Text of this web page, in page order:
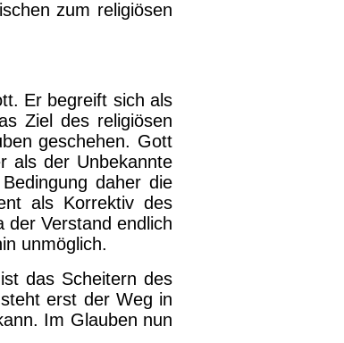
zum religiösen
Er begreift sich als
Ziel des religiösen
geschehen. Gott
als der Unbekannte
daher die
als Korrektiv des
der Verstand endlich
unmöglich.
das Scheitern des
erst der Weg in
Im Glauben nun